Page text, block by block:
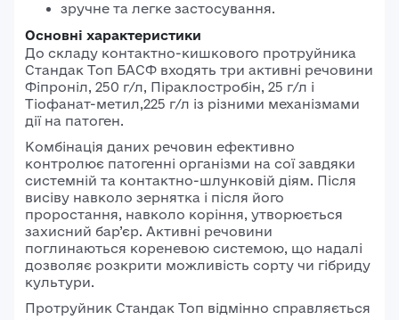
зручне та легке застосування.
Основні характеристики
До складу контактно-кишкового протруйника
Стандак Топ БАСФ входять три активні речовини
Фіпроніл, 250 г/л, Піраклостробін, 25 г/л і
Тіофанат-метил,225 г/л із різними механізмами
дії на патоген.
Комбінація даних речовин ефективно
контролює патогенні організми на сої завдяки
системній та контактно-шлунковій діям. Після
висіву навколо зернятка і після його
проростання, навколо коріння, утворюється
захисний бар’єр. Активні речовини
поглинаються кореневою системою, що надалі
дозволяє розкрити можливість сорту чи гібриду
культури.
Протруйник Стандак Топ відмінно справляється